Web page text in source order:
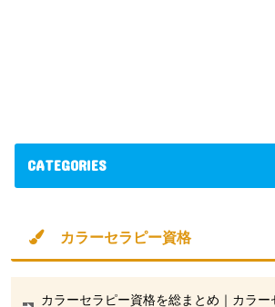
CATEGORIES
カラーセラピー資格
カラーセラピー資格を総まとめ｜カラ